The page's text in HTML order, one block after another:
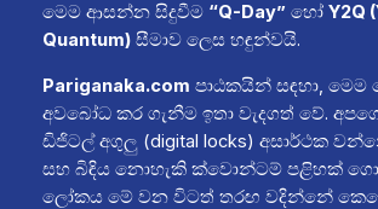
මෙම ආසන්න සිදුවීම “Q-Day” හෝ Y2Q
Quantum)සීමාව ලෙස හඳුන්වයි.
Pariganaka.com පාඨකයින් සඳහා, මෙම
අවබෝධ කර ගැනීම ඉතා වැදගත් වේ.
ඩිජිටල් අගුලු (digital locks) අසාර්ථක
සහ බිඳිය නොහැකි ක්වොන්ටම් පළිහක්
ලෝකය මේ වන විටත් තරඟ වදින්නේ